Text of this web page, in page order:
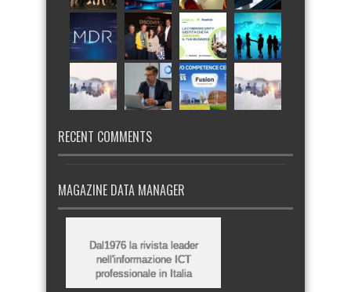
RECENT COMMENTS
MAGAZINE DATA MANAGER
Dal1976 la rivista leader
nell'informazione ICT
professionale in Italia